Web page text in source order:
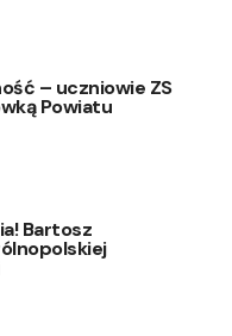
– uczniowie ZS
Powiatu
Bartosz